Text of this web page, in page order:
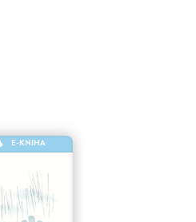
E-KNIHA